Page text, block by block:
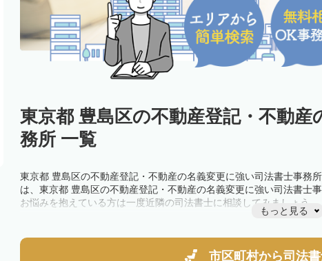
東京都 豊島区の不動産登記・不動
務所 一覧
東京都 豊島区の不動産登記・不動産の名義変更に強い司法書士事務
は、東京都 豊島区の不動産登記・不動産の名義変更に強い司法書士
お悩みを抱えている方は一度近隣の司法書士に相談してみましょう。
もっと見る
市区町村から司法